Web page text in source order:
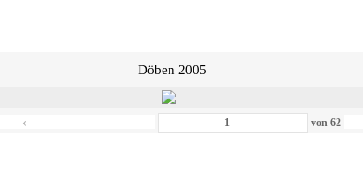
Döben 2005
‹ von62